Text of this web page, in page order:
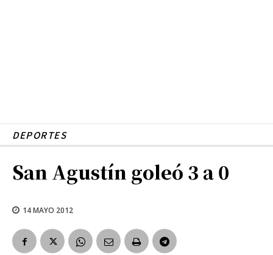
DEPORTES
San Agustín goleó 3 a 0
14 MAYO 2012